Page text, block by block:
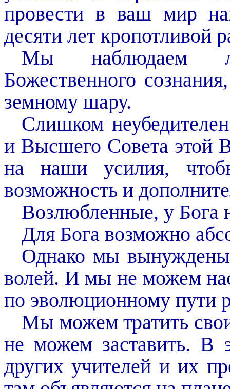
провести в ваш мир
десяти лет кропотливой
Мы наблюдаем
Божественного
земному шару.
Слишком
и Высшего Совета этой
на наши усилия,
возможность и
Возлюбленные, у Бога
Для Бога возможно
Однако мы вынуждены
волей. И мы не можем
по эволюционному пути
Мы можем тратить
не можем заставить. В
других учителей и их